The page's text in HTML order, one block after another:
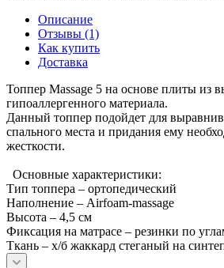
Описание
Отзывы (1)
Как купить
Доставка
Топпер Massage 5 на основе плиты из
гипоаллергенного материала.
Данный топпер подойдет для
спального места и придания ему
жесткости.
Основные характеристики:
Тип топпера – ортопедический
Наполнение – Airfoam-massage
Высота – 4,5 см
Фиксация на матрасе – резинки по
Ткань – х/б жаккард стеганый на